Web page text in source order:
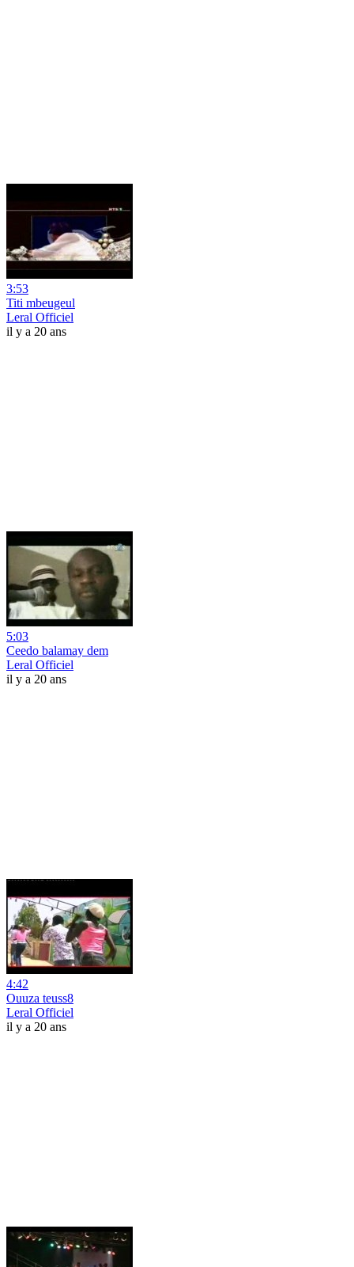
3:53
Titi mbeugeul
Leral Officiel
il y a 20 ans
5:03
Ceedo balamay dem
Leral Officiel
il y a 20 ans
4:42
Ouuza teuss8
Leral Officiel
il y a 20 ans